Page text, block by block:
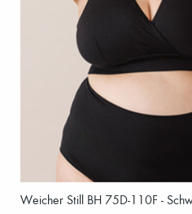
Weicher Still BH 75D-110F -